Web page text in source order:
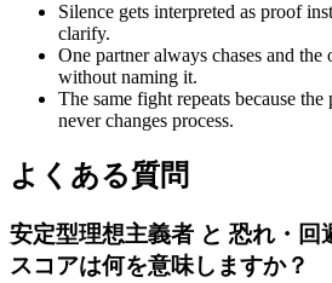
Silence gets interpreted as proof
clarify.
One partner always chases and
without naming it.
The same fight repeats because
never changes process.
よくある質問
安定型理想主義者 と 恐れ・回
スコアは何を意味しますか？